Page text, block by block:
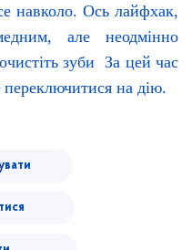
навколо. Ось лайфхак,
але неодмінно
зуби За цей час
переключитися на дію.